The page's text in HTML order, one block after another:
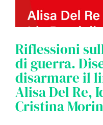
Riflessioni
di guerra.
disarmare il
Alisa Del Re,
Cristina